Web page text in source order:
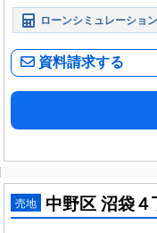
ローンシミュレーション
資料請求する
売地 中野区 沼袋４